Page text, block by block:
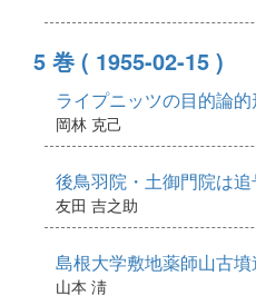
5 巻 ( 1955-02-15 )
ライプニッツの目的論
岡林 克己
後鳥羽院・土御門院は
友田 吉之助
島根大学敷地薬師山古
山本 淸